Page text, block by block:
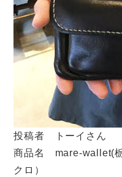
投稿者 トーイさん
商品名 mare-wallet(栃
クロ）